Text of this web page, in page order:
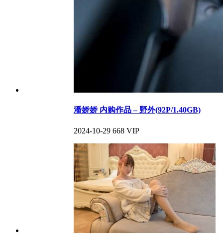
潘娇娇 内购作品 – 野外(92P/1.40GB)
2024-10-29 668 VIP